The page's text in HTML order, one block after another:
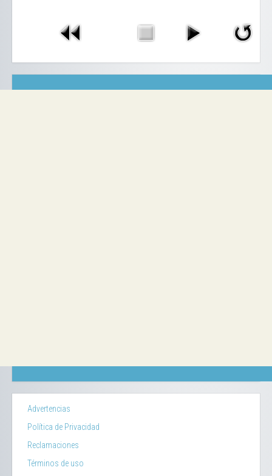
Advertencias
Política de Privacidad
Reclamaciones
Términos de uso